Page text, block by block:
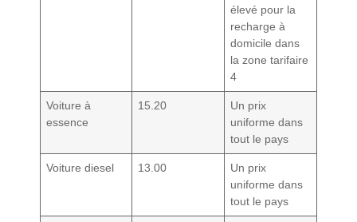
élevé pour la
recharge à
domicile dans
la zone tarifaire
4
Voiture à
essence
15.20
Un prix
uniforme dans
tout le pays
Voiture diesel 13.00
Un prix
uniforme dans
tout le pays